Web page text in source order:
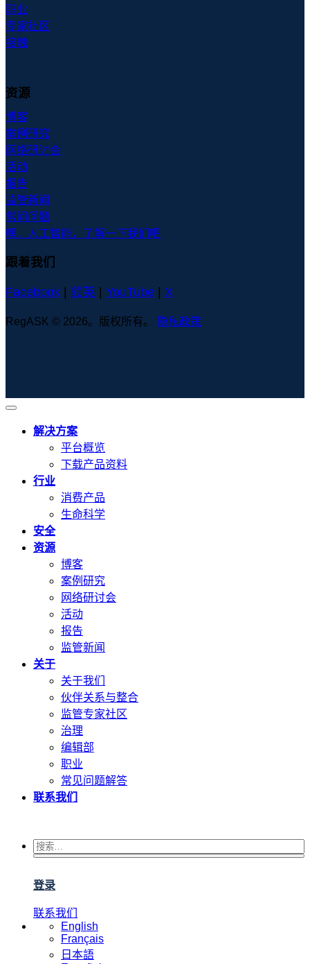
职业
专家社区
接触
资源
博客
案例研究
网络研讨会
活动
报告
监管新闻
常问问题
嘿，人工智能，了解一下我们吧
跟着我们
Facebook | 领英 | YouTube | X
RegASK © 2026。版权所有。 隐私政策
解决方案
平台概览
下载产品资料
行业
消费产品
生命科学
安全
资源
博客
案例研究
网络研讨会
活动
报告
监管新闻
关于
关于我们
伙伴关系与整合
监管专家社区
治理
编辑部
职业
常见问题解答
联系我们
登录
联系我们
English
Français
日本語